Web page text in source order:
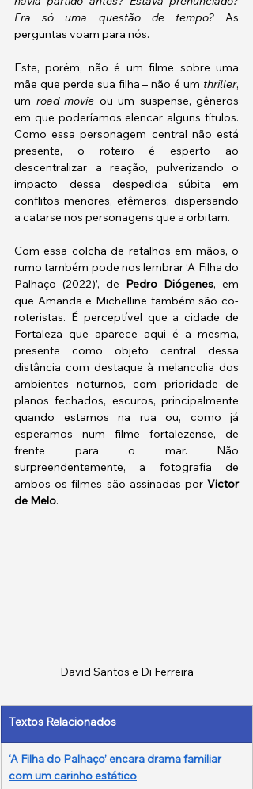
Era só uma questão de tempo? As
perguntas voam para nós.
Este, porém, não é um filme sobre uma
mãe que perde sua filha – não é um thriller,
um road movie ou um suspense, gêneros
em que poderíamos elencar alguns títulos.
Como essa personagem central não está
presente, o roteiro é esperto ao
descentralizar a reação, pulverizando o
impacto dessa despedida súbita em
conflitos menores, efêmeros, dispersando
a catarse nos personagens que a orbitam.
Com essa colcha de retalhos em mãos, o
rumo também pode nos lembrar ‘A Filha do
Palhaço (2022)’, de Pedro Diógenes, em
que Amanda e Michelline também são co-
roteristas. É perceptível que a cidade de
Fortaleza que aparece aqui é a mesma,
presente como objeto central dessa
distância com destaque à melancolia dos
ambientes noturnos, com prioridade de
planos fechados, escuros, principalmente
quando estamos na rua ou, como já
esperamos num filme fortalezense, de
frente para o mar. Não
surpreendentemente, a fotografia de
ambos os filmes são assinadas por Victor
de Melo.
David Santos e Di Ferreira
Textos Relacionados
‘A Filha do Palhaço’ encara drama familiar
com um carinho estático